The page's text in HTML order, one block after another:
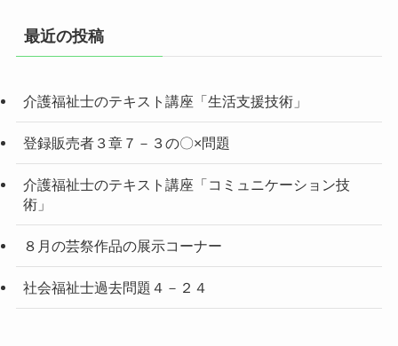
最近の投稿
介護福祉士のテキスト講座「生活支援技術」
登録販売者３章７－３の〇×問題
介護福祉士のテキスト講座「コミュニケーション技
術」
８月の芸祭作品の展示コーナー
社会福祉士過去問題４－２４